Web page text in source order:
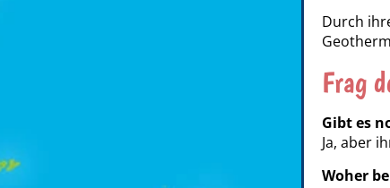
Durch
Frag
Gibt es
Ja, aber
Woher